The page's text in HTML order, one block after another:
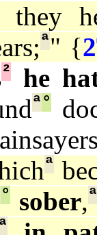
they
ª" {
²
he
ª°
ª
° sober,ª
ª